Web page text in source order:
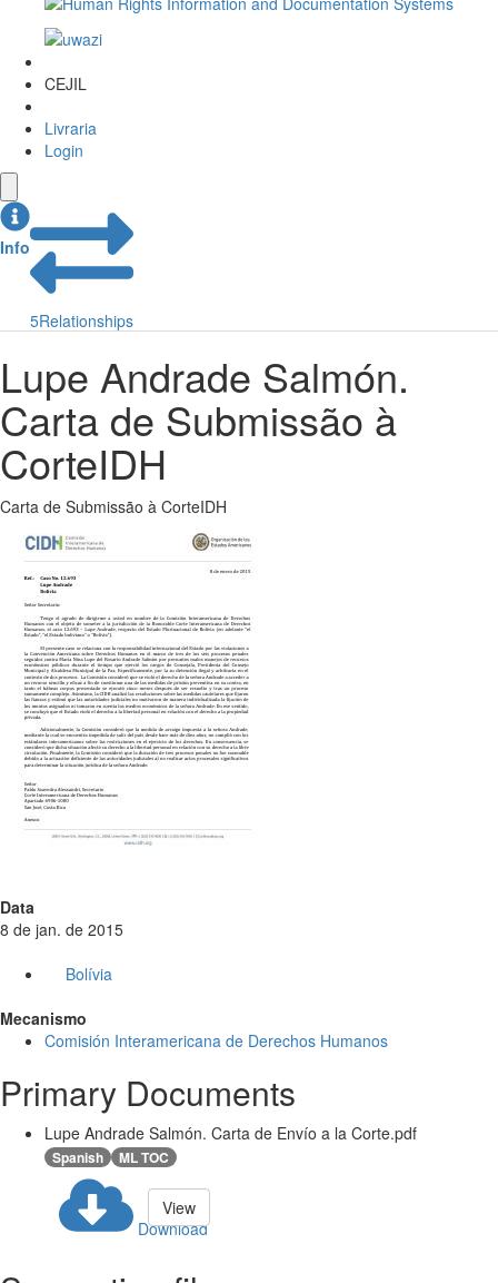
CEJIL
Livraria
Login
Info
5Relationships
Lupe Andrade Salmón.
Carta de Submissão à
CorteIDH
Carta de Submissão à CorteIDH
Data
8 de jan. de 2015
Bolívia
Mecanismo
Comisión Interamericana de Derechos Humanos
Primary Documents
Lupe Andrade Salmón. Carta de Envío a la Corte.pdf
Spanish ML TOC
Download
View